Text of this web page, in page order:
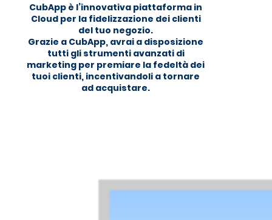
CubApp è l’innovativa piattaforma in
Cloud per la fidelizzazione dei clienti
del tuo negozio.
Grazie a CubApp, avrai a disposizione
tutti gli strumenti avanzati di
marketing per premiare la fedeltà dei
tuoi clienti, incentivandoli a tornare
ad acquistare.